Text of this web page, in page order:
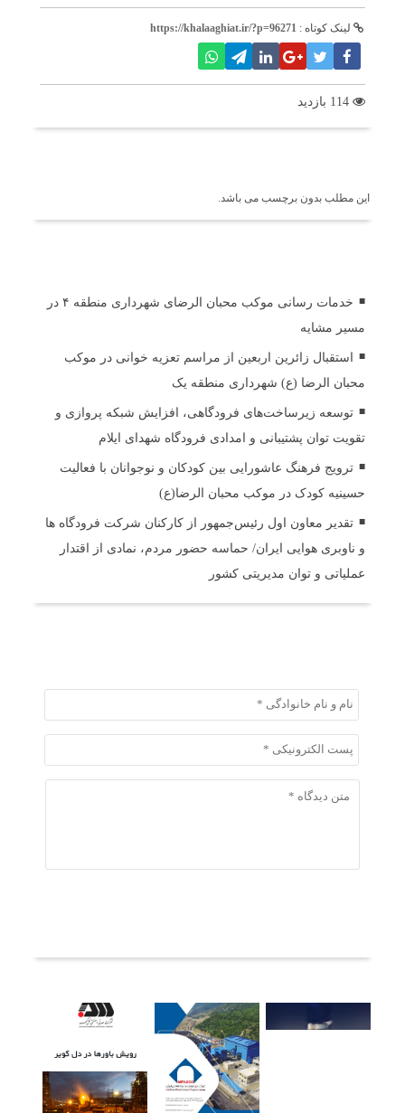
لینک کوتاه : https://khalaaghiat.ir/?p=96271
این مطلب بدون برچسب می باشد.
خدمات رسانی موکب محبان الرضای شهرداری منطقه ۴ در
مسیر مشایه
استقبال زائرین اربعین از مراسم تعزیه خوانی در موکب
محبان الرضا (ع) شهرداری منطقه یک
توسعه زیرساخت‌های فرودگاهی، افزایش شبکه پروازی و
تقویت توان پشتیبانی و امدادی فرودگاه شهدای ایلام
ترویج فرهنگ عاشورایی بین کودکان و نوجوانان با فعالیت
حسینیه کودک در موکب محبان الرضا(ع)
تقدیر معاون اول رئیس‌جمهور از کارکنان شرکت فرودگاه ها
و ناوبری هوایی ایران/ حماسه حضور مردم، نمادی از اقتدار
عملیاتی و توان مدیریتی کشور